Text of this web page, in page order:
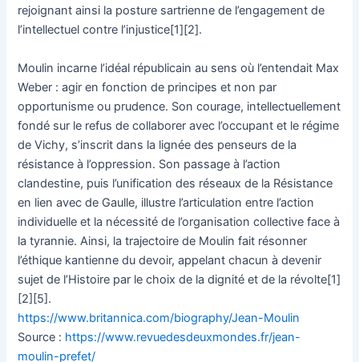
rejoignant ainsi la posture sartrienne de l’engagement de
l’intellectuel contre l’injustice[1][2].
Moulin incarne l’idéal républicain au sens où l’entendait Max
Weber : agir en fonction de principes et non par
opportunisme ou prudence. Son courage, intellectuellement
fondé sur le refus de collaborer avec l’occupant et le régime
de Vichy, s’inscrit dans la lignée des penseurs de la
résistance à l’oppression. Son passage à l’action
clandestine, puis l’unification des réseaux de la Résistance
en lien avec de Gaulle, illustre l’articulation entre l’action
individuelle et la nécessité de l’organisation collective face à
la tyrannie. Ainsi, la trajectoire de Moulin fait résonner
l’éthique kantienne du devoir, appelant chacun à devenir
sujet de l’Histoire par le choix de la dignité et de la révolte[1]
[2][5].
https://www.britannica.com/biography/Jean-Moulin
Source : https://www.revuedesdeuxmondes.fr/jean-
moulin-prefet/